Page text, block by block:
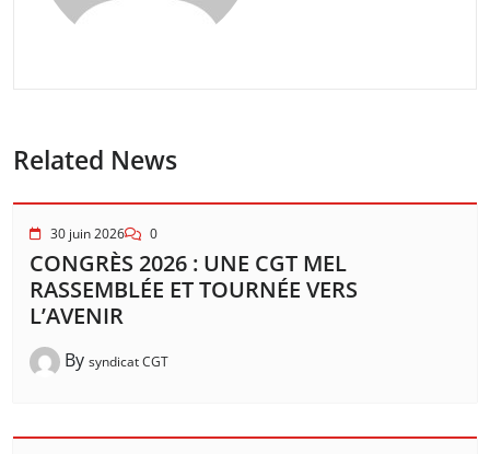
Related News
30 juin 2026 0
CONGRÈS 2026 : UNE CGT MEL
RASSEMBLÉE ET TOURNÉE VERS
L’AVENIR
By syndicat CGT